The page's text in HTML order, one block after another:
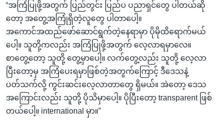
“အကြံပြုဖို့အတွက် ပြည်တွင်း ပြည်ပ ပညာရှင်တွေ ပါတယ်ဆို
တော့ အတွေ့အကြုံရှိတဲ့လူတွေ ပါတာပေါ့။
အကောင်အထည်ဖော်ဆောင်ရွက်တဲ့နေရာမှာ ပိုမိုထိရောက်မယ်
ပေါ့။ သူတို့ကလည်း အကြံပြုဖို့အတွက် လေ့လာရမှာလေ။
စာတွေ့တော့ သူတို့ တွေ့မှာပေါ့။ လက်တွေ့လည်း သူတို့ လေ့လာ
ပြီးတော့မှ အကြံပေးရမှာဖြစ်တဲ့အတွက်ကြောင့် ဒီဒေသနဲ့
ပတ်သက်လို့ ကွင်းဆင်းလေ့လာတာတွေ ရှိမယ်။ အဲတော့ ဒေသ
အကြောင်းလည်း သူတို့ ပိုသိမှာပေါ့။ ပိုပြီးတော့ transparent ဖြစ်
တယ်ပေါ့။ international မှာ။”